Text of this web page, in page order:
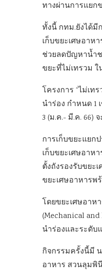
ทางผ่านการแยก
ทั้งนี้ กทม.ยังได้มี
เก็บขยะเศษอาห
ช่วยลดปัญหาน้ำช
ขยะที่ไม่เทรวม
โครงการ “ไม่เท
นำร่อง กำหนด 1
3 (ม.ค.- มี.ค. 66)
การเก็บขยะแยก
เก็บขยะเศษอาห
ตั้งถังรองรับขยะ
ขยะเศษอาหารพ
โดยขยะเศษอาห
(Mechanical
นำร่องและระดับ
กิจกรรมครั้งนี้มี
อาหาร สวนลุมพิ